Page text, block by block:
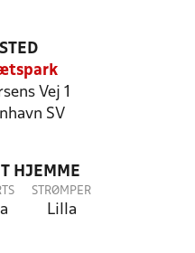
Vej 1
SV
HJEMME
STRØMPER
Lilla